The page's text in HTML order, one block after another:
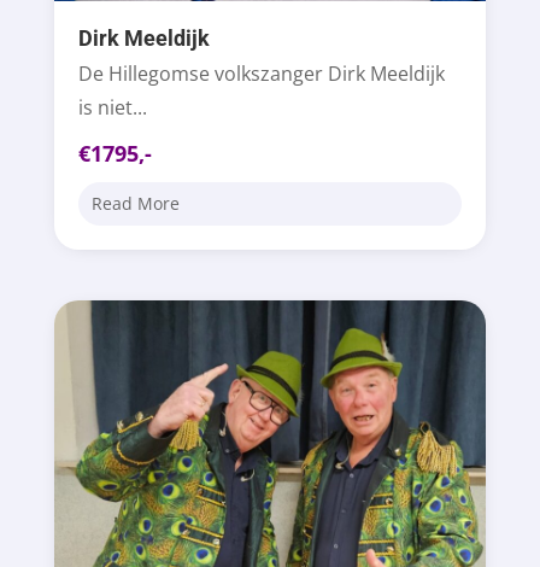
Dirk Meeldijk
De Hillegomse volkszanger Dirk Meeldijk
is niet...
€1795,-
Read More